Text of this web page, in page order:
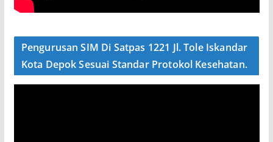
Pengurusan SIM Di Satpas 1221 Jl. Tole Iskandar
Kota Depok Sesuai Standar Protokol Kesehatan.